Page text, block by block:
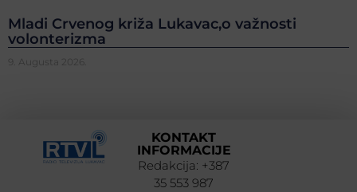
Mladi Crvenog križa Lukavac,o važnosti
volonterizma
9. Augusta 2026.
KONTAKT
INFORMACIJE
Redakcija: +387
35 553 987